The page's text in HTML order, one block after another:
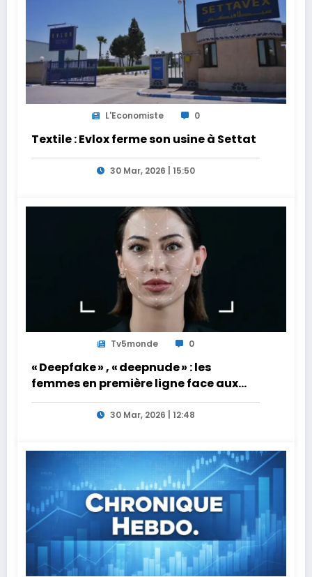
L'Economiste 0
Textile : Evlox ferme son usine à Settat
30 Mar, 2026 | 15:50
Tv5monde 0
« Deepfake » , « deepnude » : les
femmes en première ligne face aux
dangers de l’intelligence artificielle
30 Mar, 2026 | 12:48